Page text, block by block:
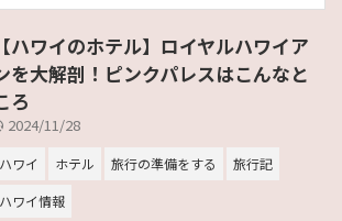
【ハワイのホテル】ロイヤルハワイア
を大解剖！ピンクパレスはこんなと
ろ
2024/11/28
ハワイ ホテル 旅行の準備をする
旅行記
ハワイ情報